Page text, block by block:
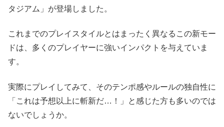
タジアム」が登場しました。
これまでのプレイスタイルとはまったく異なるこの新モー
ドは、多くのプレイヤーに強いインパクトを与えていま
す。
実際にプレイしてみて、そのテンポ感やルールの独自性に
「これは予想以上に斬新だ…！」と感じた方も多いのでは
ないでしょうか。